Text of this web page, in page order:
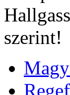
szerint!